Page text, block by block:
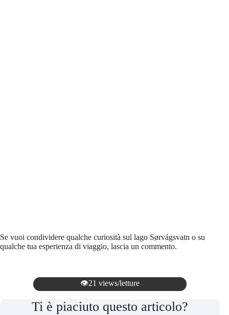
Se vuoi condividere qualche curiosità sul lago Sørvágsvatn o su
qualche tua esperienza di viaggio, lascia un commento.
👁️21 views/letture
Ti è piaciuto questo articolo?